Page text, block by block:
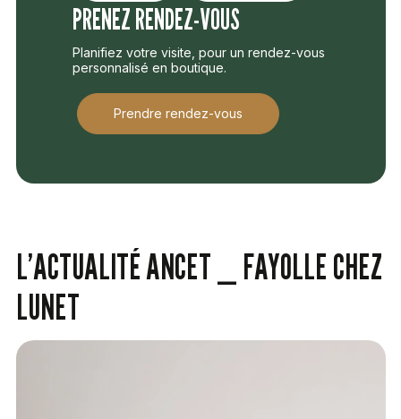
PRENEZ RENDEZ-VOUS
Planifiez votre visite, pour un rendez-vous
personnalisé en boutique.
Prendre rendez-vous
L’ACTUALITÉ ANCET _ FAYOLLE CHEZ
LUNET